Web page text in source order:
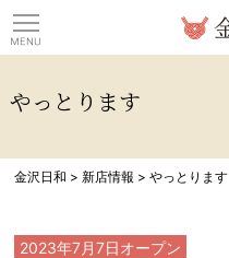
やっとります
金沢日和 >新店情報 >やっとります
2023年7月7日オープン